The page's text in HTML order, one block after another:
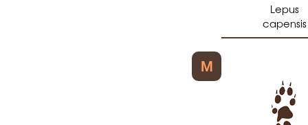
Lepus
capensis
M